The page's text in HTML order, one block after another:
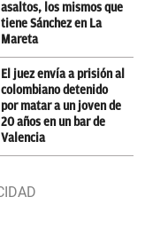
asaltos, los mismos que
tiene Sánchez en La
Mareta
El juez envía a prisión al
colombiano detenido
por matar a un joven de
20 años en un bar de
Valencia